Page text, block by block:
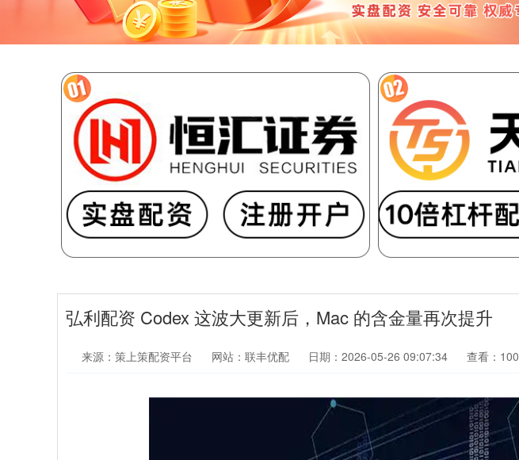
弘利配资 Codex 这波大更新后，Mac 的含金量再次提升
来源：策上策配资平台 网站：联丰优配 日期：2026-05-26 09:07:34 查看：100